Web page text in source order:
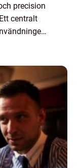
precision
centralt